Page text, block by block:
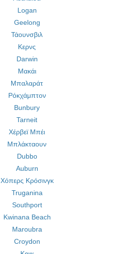
Logan
Geelong
Τάουνσβιλ
Κερνς
Darwin
Μακάι
Μπαλαράτ
Ρόκχάμπτον
Bunbury
Tarneit
Χέρβεϊ Μπέι
Μπλάκταουν
Dubbo
Auburn
Χόπερς Κρόσινγκ
Truganina
Southport
Kwinana Beach
Maroubra
Croydon